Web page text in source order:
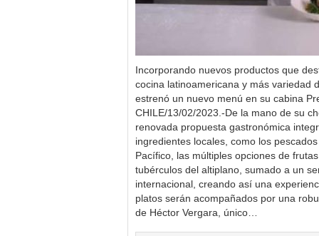
Incorporando nuevos productos que
cocina latinoamericana y más variedad
estrenó un nuevo menú en su cabina
CHILE/13/02/2023.-De la mano de su
renovada propuesta gastronómica
ingredientes locales, como los
Pacífico, las múltiples opciones de
tubérculos del altiplano, sumado a un
internacional, creando así una
platos serán acompañados por una
de Héctor Vergara, único…